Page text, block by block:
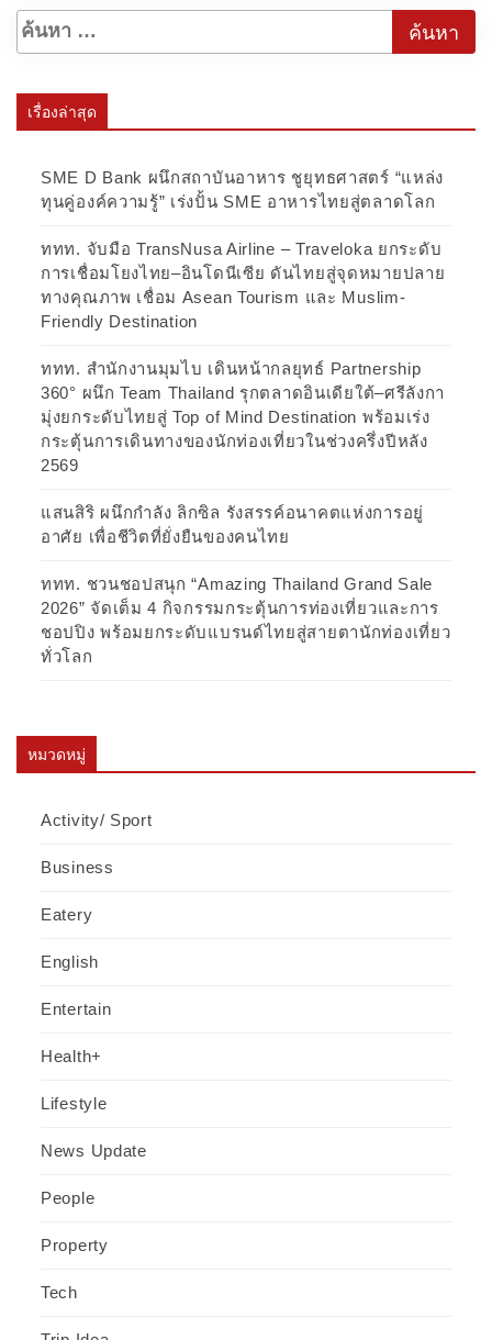
เรื่องล่าสุด
SME D Bank ผนึกสถาบันอาหาร ชูยุทธศาสตร์ “แหล่ง
ทุนคู่องค์ความรู้” เร่งปั้น SME อาหารไทยสู่ตลาดโลก
ททท. จับมือ TransNusa Airline – Traveloka ยกระดับ
การเชื่อมโยงไทย–อินโดนีเซีย ดันไทยสู่จุดหมายปลาย
ทางคุณภาพ เชื่อม Asean Tourism และ Muslim-
Friendly Destination
ททท. สำนักงานมุมไบ เดินหน้ากลยุทธ์ Partnership
360° ผนึก Team Thailand รุกตลาดอินเดียใต้–ศรีลังกา
มุ่งยกระดับไทยสู่ Top of Mind Destination พร้อมเร่ง
กระตุ้นการเดินทางของนักท่องเที่ยวในช่วงครึ่งปีหลัง
2569
แสนสิริ ผนึกกำลัง ลิกซิล รังสรรค์อนาคตแห่งการอยู่
อาศัย เพื่อชีวิตที่ยั่งยืนของคนไทย
ททท. ชวนชอปสนุก “Amazing Thailand Grand Sale
2026” จัดเต็ม 4 กิจกรรมกระตุ้นการท่องเที่ยวและการ
ชอปปิง พร้อมยกระดับแบรนด์ไทยสู่สายตานักท่องเที่ยว
ทั่วโลก
หมวดหมู่
Activity/ Sport
Business
Eatery
English
Entertain
Health+
Lifestyle
News Update
People
Property
Tech